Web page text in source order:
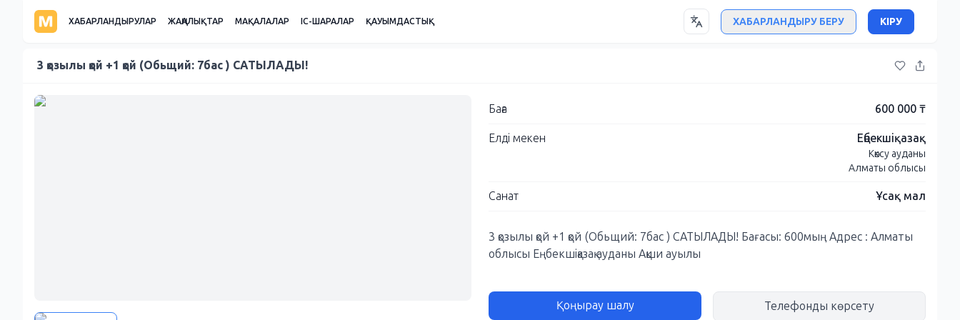
ХАБАРЛАНДЫРУЛАР ЖАҢАЛЫҚТАР МАҚАЛАЛАР ІС-ШАРАЛАР ҚАУЫМДАСТЫҚ ХАБАРЛАНДЫРУ БЕРУ КІРУ
3 қозылы қой +1 қой (Обьщий: 7бас ) САТЫЛАДЫ!
Баға 600 000 ₸
Елді мекен Еңбекшіқазақ
Көксу ауданы
Алматы облысы
Санат Ұсақ мал
3 қозылы қой +1 қой (Обьщий: 7бас ) САТЫЛАДЫ! Бағасы: 600мың Адрес : Алматы
облысы Еңбекшіқазақ ауданы Ақши ауылы
Қоңырау шалу Телефонды көрсету